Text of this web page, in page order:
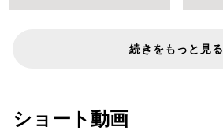
続きをもっと見る
ショート動画